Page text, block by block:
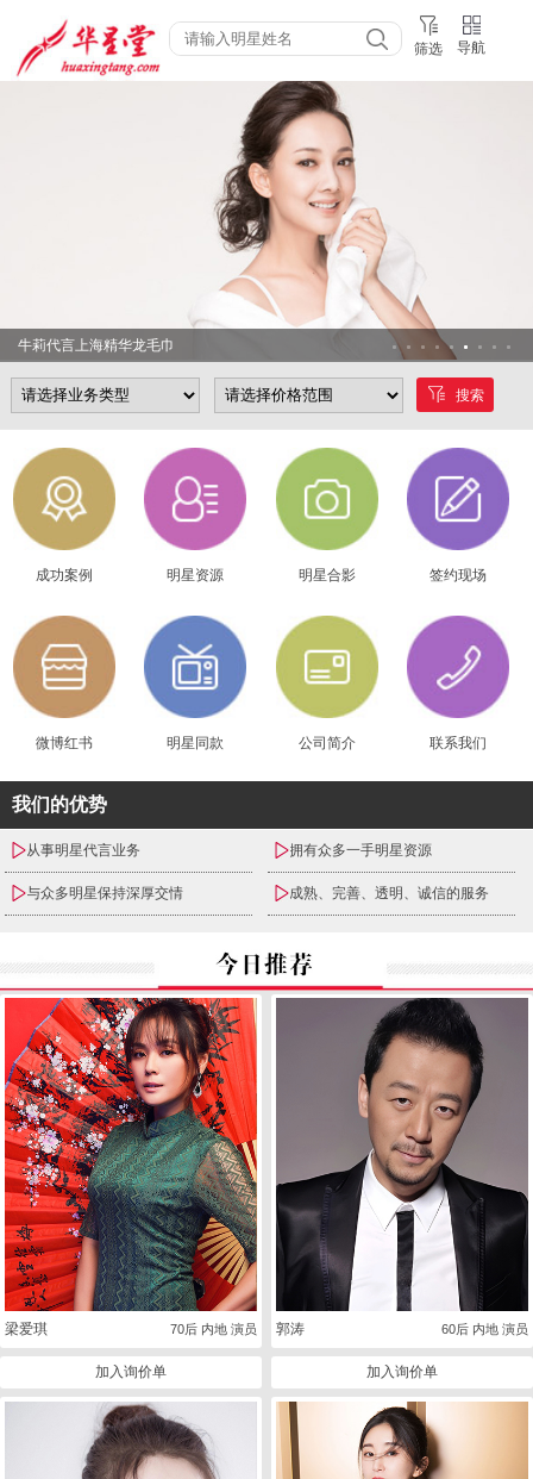
筛选 导航
牛莉代言上海精华龙毛巾
搜索
成功案例 明星资源 明星合影 签约现场
微博红书 明星同款 公司简介 联系我们
我们的优势
从事明星代言业务 拥有众多一手明星资源
与众多明星保持深厚交情 成熟、完善、透明、诚信的服务
梁爱琪 70后 内地 演员
加入询价单
郭涛 60后 内地 演员
加入询价单